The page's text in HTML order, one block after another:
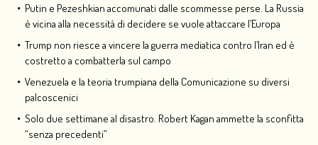
Putin e Pezeshkian accomunati dalle scommesse perse. La Russia
è vicina alla necessità di decidere se vuole attaccare l’Europa
Trump non riesce a vincere la guerra mediatica contro l’Iran ed è
costretto a combatterla sul campo
Venezuela e la teoria trumpiana della Comunicazione su diversi
palcoscenici
Solo due settimane al disastro. Robert Kagan ammette la sconfitta
“senza precedenti”